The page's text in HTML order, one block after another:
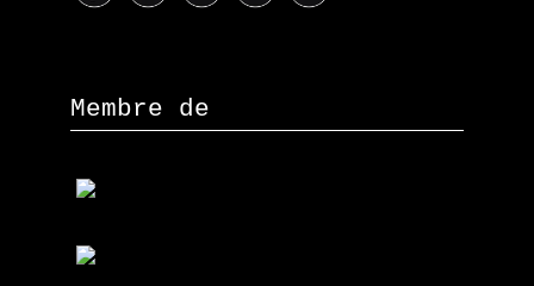
Membre de